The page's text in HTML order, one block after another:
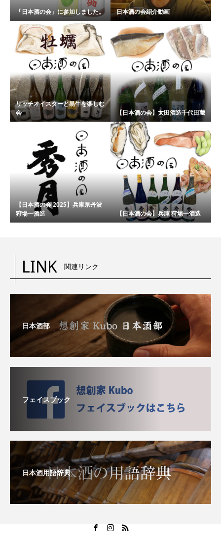
「日本酒の会」に参加しました。 日本酒の会紹介動画
リッチオイスターと黒牛を楽しむ
会
【日本酒の会】太田酒造千代田蔵
【日本酒の会 2025】兵庫県丹波
狩場一酒造
【日本酒の会】兵庫 狩場一酒造
LINK 関連リンク
日本酒部
フェイスブック
日本酒用語辞典